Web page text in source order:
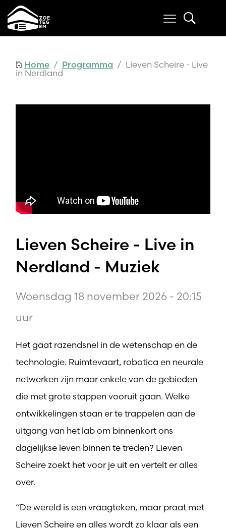
Home / Programma / Lieven Scheire - Live
in Nerdland
Lieven Scheire - Live in
Nerdland - Muziek
Woensdag 18 november 2026 - 20:15
uur
Het gaat razendsnel in de wetenschap en de
technologie. Ruimtevaart, robotica en neurale
netwerken zijn maar enkele van de gebieden
die met grote stappen vooruit gaan. Welke
ontwikkelingen staan er te trappelen aan de
uitgang van het lab om binnenkort ons
dagelijkse leven binnen te treden? Lieven
Scheire zoekt het voor je uit en vertelt er alles
over.
“De wereld is een vraagteken, maar praat met
Lieven Scheire en alles wordt zo klaar als een